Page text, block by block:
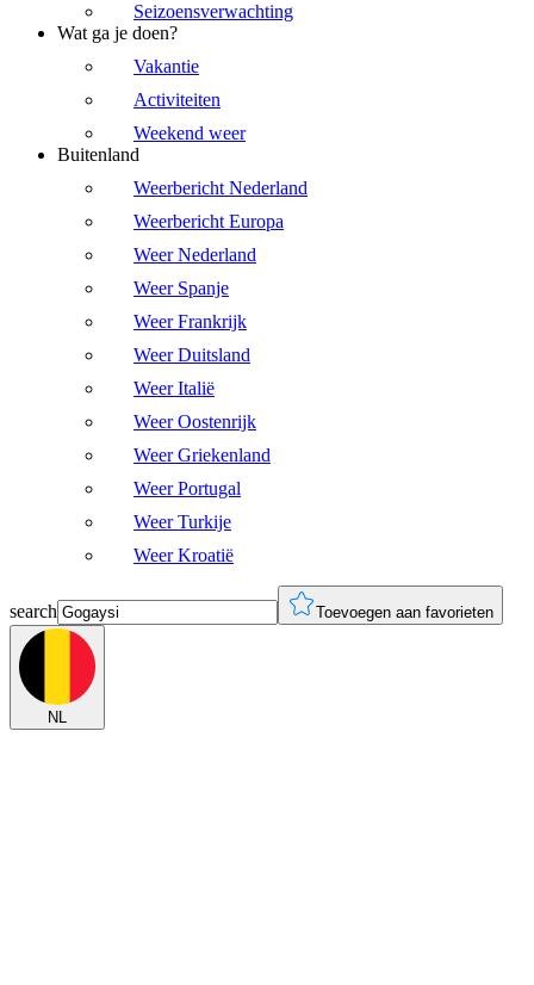
Seizoensverwachting
Wat ga je doen?
Vakantie
Activiteiten
Weekend weer
Buitenland
Weerbericht Nederland
Weerbericht Europa
Weer Nederland
Weer Spanje
Weer Frankrijk
Weer Duitsland
Weer Italië
Weer Oostenrijk
Weer Griekenland
Weer Portugal
Weer Turkije
Weer Kroatië
search Toevoegen aan favorieten
NL